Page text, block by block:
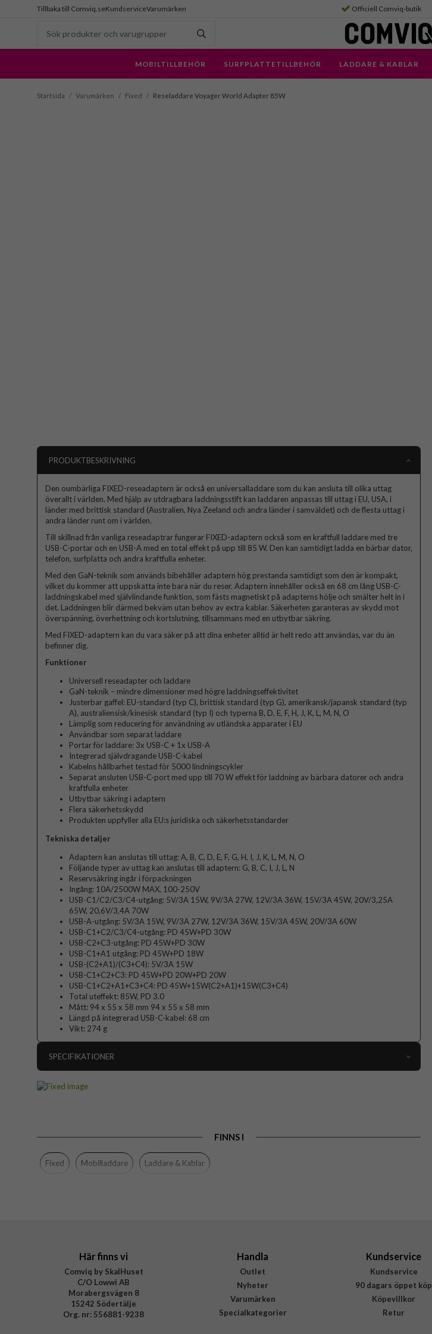
Tillbaka till Comviq.seKundserviceVarumärken Officiell Comviq-butik
MOBILTILLBEHÖR SURFPLATTETILLBEHÖR LADDARE & KABLAR
Startsida / Varumärken / Fixed / Reseladdare Voyager World Adapter 85W
PRODUKTBESKRIVNING
Den oumbärliga FIXED-reseadaptern är också en universalladdare som du kan ansluta till olika uttag
överallt i världen. Med hjälp av utdragbara laddningsstift kan laddaren anpassas till uttag i EU, USA, i
länder med brittisk standard (Australien, Nya Zeeland och andra länder i samväldet) och de flesta uttag i
andra länder runt om i världen.
Till skillnad från vanliga reseadaptrar fungerar FIXED-adaptern också som en kraftfull laddare med tre
USB-C-portar och en USB-A med en total effekt på upp till 85 W. Den kan samtidigt ladda en bärbar dator,
telefon, surfplatta och andra kraftfulla enheter.
Med den GaN-teknik som används bibehåller adaptern hög prestanda samtidigt som den är kompakt,
vilket du kommer att uppskatta inte bara när du reser. Adaptern innehåller också en 68 cm lång USB-C-
laddningskabel med självlindande funktion, som fästs magnetiskt på adapterns hölje och smälter helt in i
det. Laddningen blir därmed bekväm utan behov av extra kablar. Säkerheten garanteras av skydd mot
överspänning, överhettning och kortslutning, tillsammans med en utbytbar säkring.
Med FIXED-adaptern kan du vara säker på att dina enheter alltid är helt redo att användas, var du än
befinner dig.
Funktioner
Universell reseadapter och laddare
GaN-teknik – mindre dimensioner med högre laddningseffektivitet
Justerbar gaffel: EU-standard (typ C), brittisk standard (typ G), amerikansk/japansk standard (typ
A), australiensisk/kinesisk standard (typ I) och typerna B, D, E, F, H, J, K, L, M, N, O
Lämplig som reducering för användning av utländska apparater i EU
Användbar som separat laddare
Portar för laddare: 3x USB-C + 1x USB-A
Integrerad självdragande USB-C-kabel
Kabelns hållbarhet testad för 5000 lindningscykler
Separat ansluten USB-C-port med upp till 70 W effekt för laddning av bärbara datorer och andra
kraftfulla enheter
Utbytbar säkring i adaptern
Flera säkerhetsskydd
Produkten uppfyller alla EU:s juridiska och säkerhetsstandarder
Tekniska detaljer
Adaptern kan anslutas till uttag: A, B, C, D, E, F, G, H, I, J, K, L, M, N, O
Följande typer av uttag kan anslutas till adaptern: G, B, C, I, J, L, N
Reservsäkring ingår i förpackningen
Ingång: 10A/2500W MAX, 100-250V
USB-C1/C2/C3/C4-utgång: 5V/3A 15W, 9V/3A 27W, 12V/3A 36W, 15V/3A 45W, 20V/3,25A
65W, 20,6V/3,4A 70W
USB-A-utgång: 5V/3A 15W, 9V/3A 27W, 12V/3A 36W, 15V/3A 45W, 20V/3A 60W
USB-C1+C2/C3/C4-utgång: PD 45W+PD 30W
USB-C2+C3-utgång: PD 45W+PD 30W
USB-C1+A1 utgång: PD 45W+PD 18W
USB-(C2+A1)/(C3+C4): 5V/3A 15W
USB-C1+C2+C3: PD 45W+PD 20W+PD 20W
USB-C1+C2+A1+C3+C4: PD 45W+15W(C2+A1)+15W(C3+C4)
Total uteffekt: 85W, PD 3.0
Mått: 94 x 55 x 58 mm 94 x 55 x 58 mm
Längd på integrerad USB-C-kabel: 68 cm
Vikt: 274 g
SPECIFIKATIONER
Varumärke
Fixed
Tillverkarens art nr
FINNS I
Fixed Mobilladdare Laddare & Kablar
Här finns vi
Comviq by SkalHuset
C/O Lowwi AB
Morabergsvägen 8
15242 Södertälje
Org. nr: 556881-9238
Handla
Outlet
Nyheter
Varumärken
Specialkategorier
Kundservice
Kundservice
90 dagars öppet köp
Köpevillkor
Retur